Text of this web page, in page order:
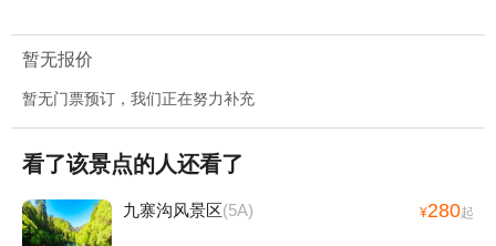
暂无报价
暂无门票预订，我们正在努力补充
看了该景点的人还看了
九寨沟风景区(5A) ¥280起